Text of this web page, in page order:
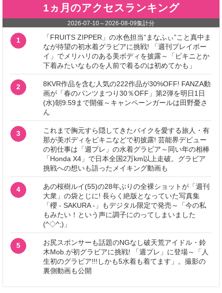
1ヵ月のアクセスランキング
2026-07-10～ 2026-08-09集計分
1
「FRUITS ZIPPER」の水色担当“まなふぃ”こと真中ま
なが待望の初水着グラビアに挑戦! 「週刊プレイボー
イ」でメリハリのある美ボディを披露～「ビキニとか
下着みたいなものを人前で着るのは初めてかも」
2
8KVR作品を含む人気の222作品が30%OFF! FANZA動
画が「春のパンツまつり30％OFF」第2弾を明日1日
(水)朝9:59まで開催～キャンペーンガールは田野憂さ
ん
3
これまで胸元すら隠してきたバイクを愛する旅人・有
那が美ボディをビキニなどで初披露! 芸能界デビュー
の初仕事は「週プレ」の水着グラビア～同い年の相棒
「Honda X4」で日本全国2万km以上走破。グラビア
挑戦への想いも語ったメイキング動画も
4
あの桜樹ルイ(55)の28年ぶりの全裸ショットが「週刊
大衆」の袋とじに! 長らく絶版となっていた写真集
「櫻 - SAKURA -」もデジタル限定で発売～「今の私
もみたい！という声に調子にのってしまいました
(^◇^;)」
5
お尻スポンサーも話題のNGなし破天荒アイドル・鈴
木Mob.が初グラビアに挑戦! 「週プレ」に登場～「人
生初のグラビア!!!しかも5水着も着てます」。撮影の
裏側動画も公開